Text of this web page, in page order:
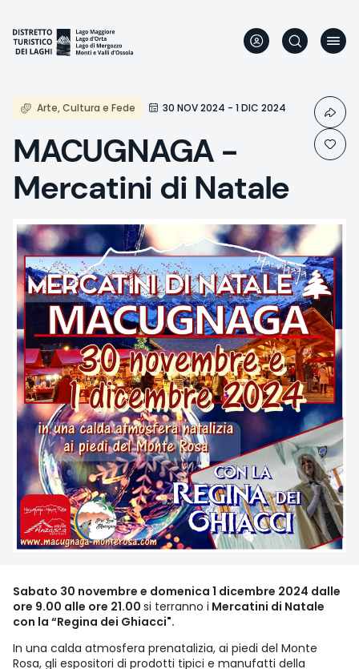
contenu
principal
Arte, Cultura e Fede 30 NOV 2024 - 1 DIC 2024
MACUGNAGA -
Mercatini di Natale
Sabato 30 novembre e domenica 1 dicembre 2024 dalle
ore 9.00 alle ore 21.00 si terranno i Mercatini di Natale
con la “Regina dei Ghiacci".
In una calda atmosfera prenatalizia, ai piedi del Monte
Rosa, gli espositori di prodotti tipici e manufatti della